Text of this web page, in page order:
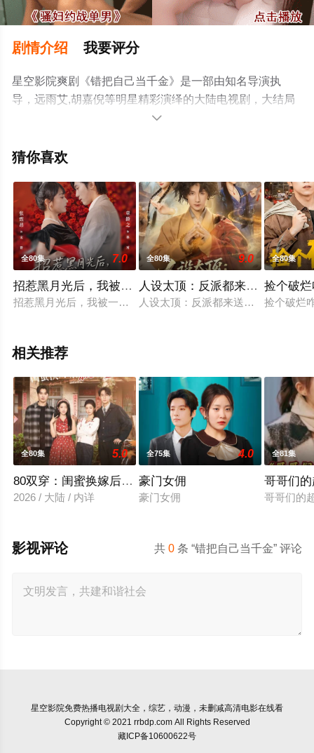
剧情介绍 我要评分
星空影院爽剧《错把自己当千金》是一部由知名导演执
导，远雨艾,胡嘉倪等明星精彩演绎的大陆电视剧，大结局
剧情已揭晓（全68集），手机免费观看高清无删减完整版
电视剧、电视猫或剧情网等平台了解。

猜你喜欢
全80集 7.0
招惹黑月光后，我被一味偏纵
招惹黑月光后，我被一味偏纵
全80集 9.0
人设太顶：反派都来送经验
人设太顶：反派都来送经验
全80集
捡个破
捡个破烂
相关推荐
全80集 5.0
80双穿：闺蜜换嫁后赢麻了
2026 / 大陆 / 内详
全75集 4.0
豪门女佣
豪门女佣
全81集
哥哥们
哥哥们的
共0 条 “错把自己当千金” 评论
影视评论
星空影院免费热播电视剧大全，综艺，动漫，未删减高清电影在线看
Copyright © 2021 rrbdp.com All Rights Reserved
藏ICP备10600622号